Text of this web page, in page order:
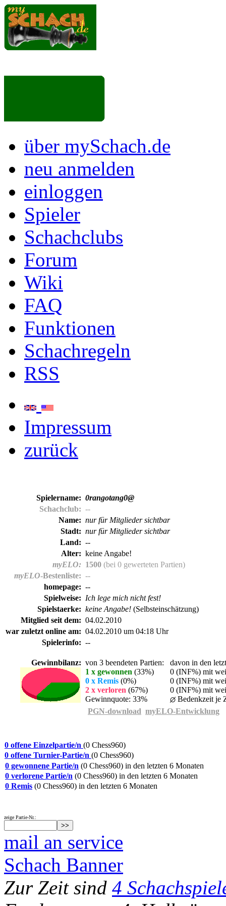
über mySchach.de
neu anmelden
einloggen
Spieler
Schachclubs
Forum
Wiki
FAQ
Funktionen
Schachregeln
RSS
Impressum
zurück
Spielername: 0rangotang0@
Schachclub: --
Name: nur für Mitglieder sichtbar
Stadt: nur für Mitglieder sichtbar
Land: --
Alter: keine Angabe!
myELO: 1500 (bei 0 gewerteten Partien)
myELO-Bestenliste: --
homepage: --
Spielweise: Ich lege mich nicht fest!
Spielstaerke: keine Angabe! (Selbsteinschätzung)
Mitglied seit dem: 04.02.2010
war zuletzt online am: 04.02.2010 um 04:18 Uhr
Spielerinfo: --
Gewinnbilanz: von 3 beendeten Partien: davon in den
1 x gewonnen (33%)
0 (INF%) mit
0 x Remis (0%)
0 (INF%) mit
2 x verloren (67%)
0 (INF%) mit
Gewinnquote: 33%
Bedenkzeit je
PGN-download myELO-Entwicklung
0 offene Einzelpartie/n (0 Chess960)
0 offene Turnier-Partie/n (0 Chess960)
0 gewonnene Partie/n (0 Chess960) in den letzten 6 Monaten
0 verlorene Partie/n (0 Chess960) in den letzten 6 Monaten
0 Remis (0 Chess960) in den letzten 6 Monaten
zeige Partie-Nr.:
mail an service
Schach Banner
Zur Zeit sind 4